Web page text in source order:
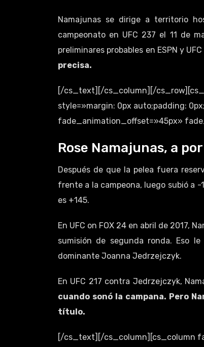
Namajunas se dirige a territorio
campeonato en UFC 237 el 11 de
preliminares probables en ESPN y
precisa.
[/cs_text][/cs_column][/
style=»margin: 0px auto;padding:
fade_animation_offset=»45px»
Rose Namajunas, a
Después de que la pelea fuera
frente a la campeona, luego subió a
es +145.
En UFC on FOX 24 en abril de 2017,
sumisión de segunda ronda. Eso
dominante Joanna Jedrzejczyk.
En UFC 217 contra Jedrzejczyk,
cuando sonó la campana. Pero
título.
[/cs_text][/cs_column][cs_column